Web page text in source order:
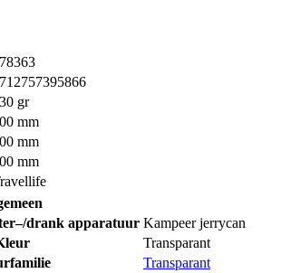
gr
mm
mm
mm
drank apparatuur Kampeer jerrycan
Transparant
Transparant